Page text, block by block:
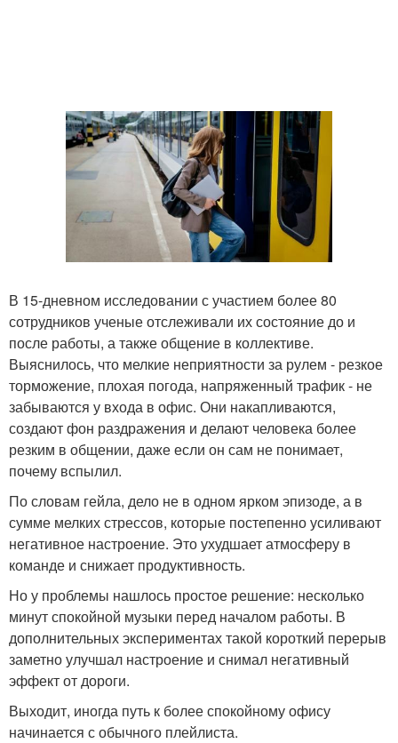
В 15-дневном исследовании с участием более 80
сотрудников ученые отслеживали их состояние до и
после работы, а также общение в коллективе.
Выяснилось, что мелкие неприятности за рулем - резкое
торможение, плохая погода, напряженный трафик - не
забываются у входа в офис. Они накапливаются,
создают фон раздражения и делают человека более
резким в общении, даже если он сам не понимает,
почему вспылил.
По словам гейла, дело не в одном ярком эпизоде, а в
сумме мелких стрессов, которые постепенно усиливают
негативное настроение. Это ухудшает атмосферу в
команде и снижает продуктивность.
Но у проблемы нашлось простое решение: несколько
минут спокойной музыки перед началом работы. В
дополнительных экспериментах такой короткий перерыв
заметно улучшал настроение и снимал негативный
эффект от дороги.
Выходит, иногда путь к более спокойному офису
начинается с обычного плейлиста.